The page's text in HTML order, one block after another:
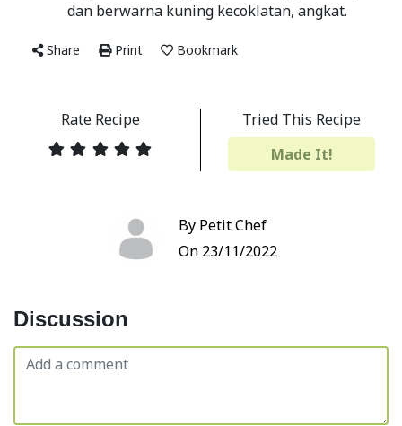
dan berwarna kuning kecoklatan, angkat.
Share Print Bookmark
Rate Recipe
Tried This Recipe
Made It!
By Petit Chef
On 23/11/2022
Discussion